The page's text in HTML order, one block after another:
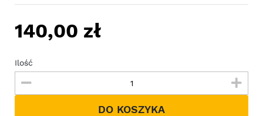
140,00 zł
Ilość
DO KOSZYKA